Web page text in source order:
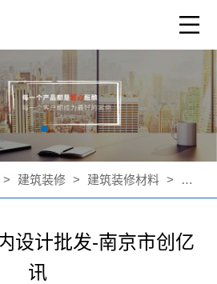
> 建筑装修 > 建筑装修材料 > 公司
设计批发-南京市创亿
讯